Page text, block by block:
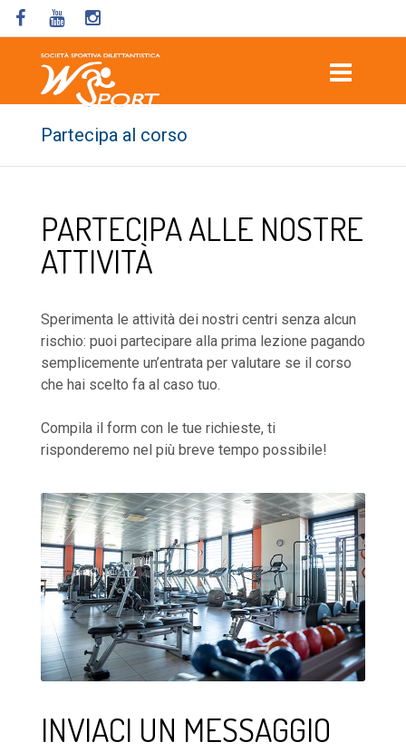
Partecipa al corso
PARTECIPA ALLE NOSTRE
ATTIVITÀ
Sperimenta le attività dei nostri centri senza alcun
rischio: puoi partecipare alla prima lezione pagando
semplicemente un’entrata per valutare se il corso
che hai scelto fa al caso tuo.
Compila il form con le tue richieste, ti
risponderemo nel più breve tempo possibile!
INVIACI UN MESSAGGIO